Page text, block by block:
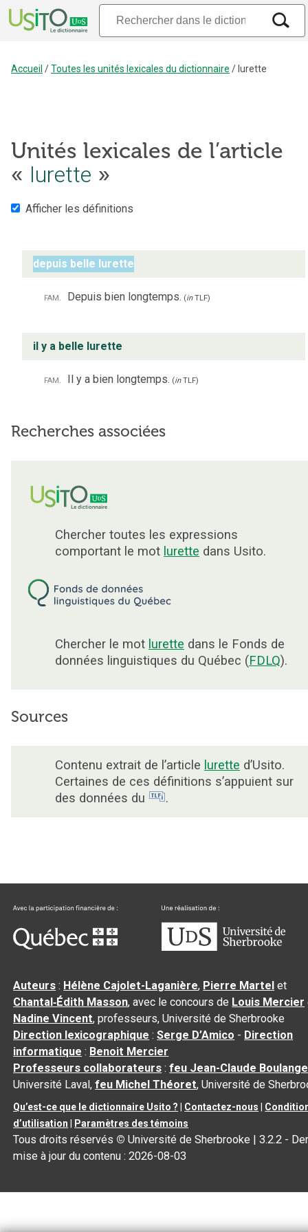
Accueil /Toutes les unités lexicales du dictionnaire / lurette
Unités lexicales de l’article
« lurette »
Afficher les définitions
depuis belle lurette
fam. Depuis bien longtemps. (inTLF)
il y a belle lurette
fam. Il y a bien longtemps. (inTLF)
Recherches associées
Chercher toutes les expressions
comportant le mot lurette dans Usito.
Chercher le mot lurette dans le Fonds de
données linguistiques du Québec (FDLQ).
Sources
Contenu extrait de l’article lurette d’Usito.
Certaines de ces définitions s’appuient sur
des données du
.
Auteurs : Hélène Cajolet-Laganière, Pierre Martel et
Chantal‑Édith Masson, avec le concours de Louis Mercier
Nadine Vincent, professeurs, Université de Sherbrooke
Direction lexicographique :Serge D’Amico - Direction
informatique : Benoit Mercier
Professeurs collaborateurs :feu Jean-Claude
Université Laval,feu Michel Théoret, Université de
Qu’est-ce que le dictionnaire Usito ? Contactez-nous
d’utilisation
Paramètres des témoins
Tous droits réservés © Université de Sherbrooke |3.2.2 -
mise à jour du contenu :2026-08-03